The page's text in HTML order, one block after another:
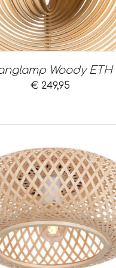
Woody ETH
€ 249,95